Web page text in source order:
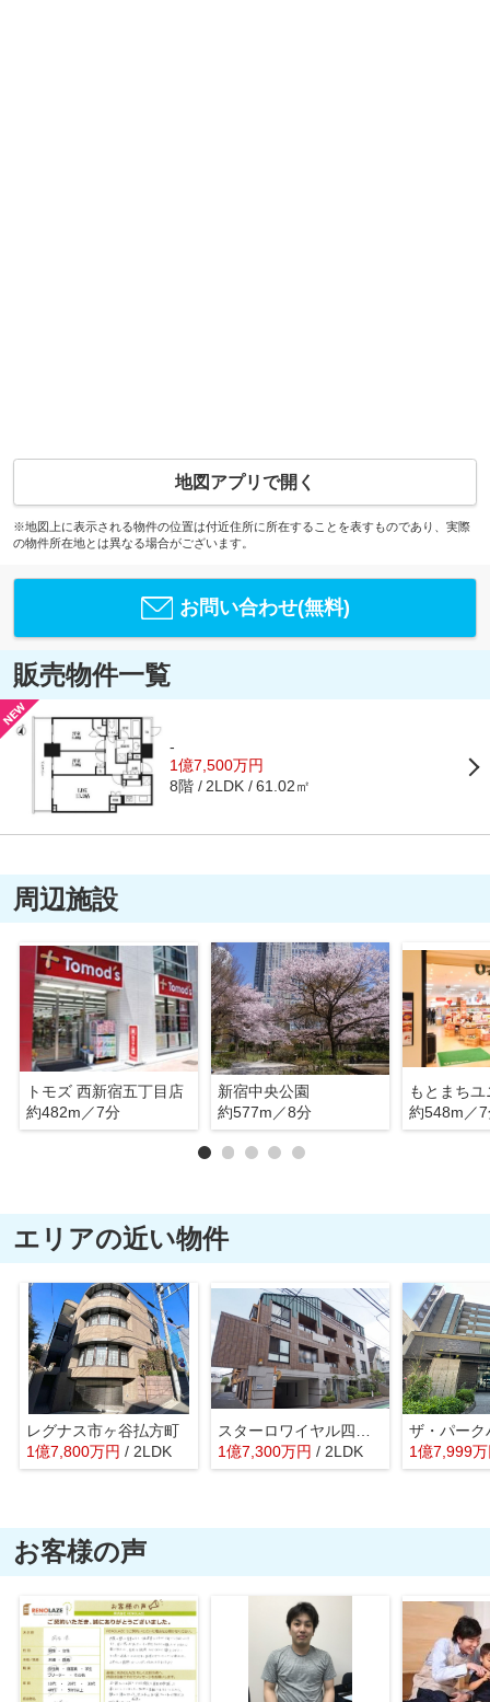
地図アプリで開く
※地図上に表示される物件の位置は付近住所に所在することを表すものであり、実際
の物件所在地とは異なる場合がございます。
お問い合わせ(無料)
販売物件一覧
-
1億7,500万円
8階 2LDK 61.02㎡
周辺施設
トモズ 西新宿五丁目店
約482m／7分
新宿中央公園
約577m／8分
約548m／
エリアの近い物件
レグナス市ヶ谷払方町
1億7,800万円 / 2LDK
1億7,300万円 / 2LDK 1億7,999万
お客様の声